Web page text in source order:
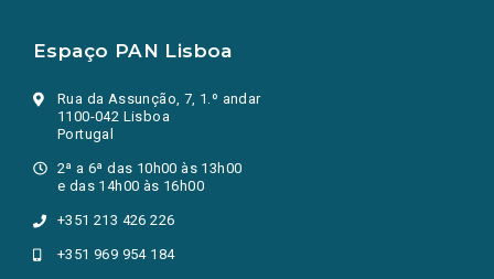
Espaço PAN Lisboa
Rua da Assunção, 7, 1.º andar
1100-042 Lisboa
Portugal
2ª a 6ª das 10h00 às 13h00
e das 14h00 às 16h00
+351 213 426 226
+351 969 954 184